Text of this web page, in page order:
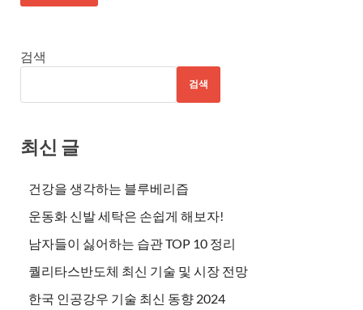
검색
검색
최신 글
건강을 생각하는 블루베리즙
운동화 신발 세탁은 손쉽게 해보자!
남자들이 싫어하는 습관 TOP 10 정리
퀄리타스반도체 최신 기술 및 시장 전망
한국 인공강우 기술 최신 동향 2024